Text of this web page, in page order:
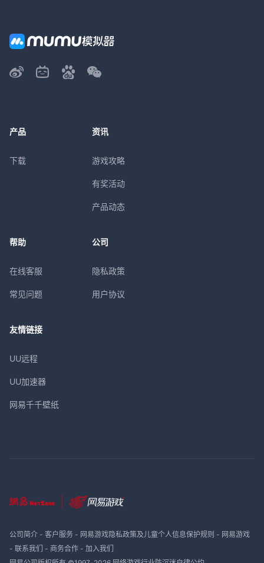
产品
下载
资讯
游戏攻略
有奖活动
产品动态
帮助
在线客服
常见问题
公司
隐私政策
用户协议
友情链接
UU远程
UU加速器
网易千千壁纸
公司简介- 客户服务- 网易游戏隐私政策及儿童个人信息保护规则 - 网易游戏
- 联系我们 - 商务合作- 加入我们